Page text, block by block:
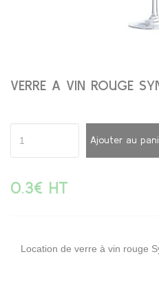
VERRE A VIN ROUGE
Ajouter au
0.3€ HT
Location de verre à vin rouge